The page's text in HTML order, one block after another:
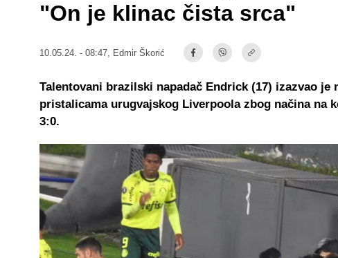
"On je klinac čista srca"
10.05.24. - 08:47, Edmir Škorić
Talentovani brazilski napadač Endrick (17) izazvao je
pristalicama urugvajskog Liverpoola zbog načina na
3:0.